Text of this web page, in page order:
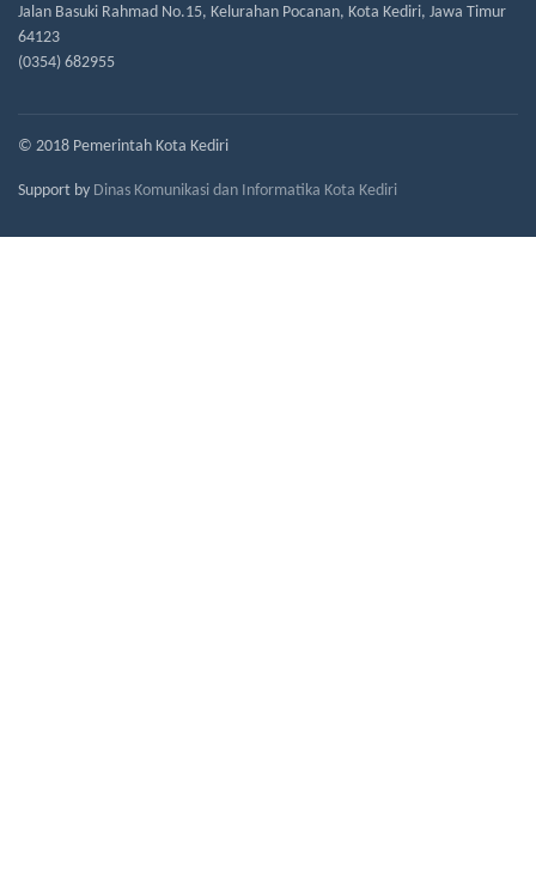
Jalan Basuki Rahmad No.15, Kelurahan Pocanan, Kota Kediri, Jawa Timur
64123
(0354) 682955
© 2018 Pemerintah Kota Kediri
Support by Dinas Komunikasi dan Informatika Kota Kediri